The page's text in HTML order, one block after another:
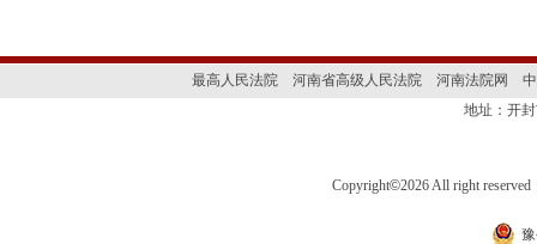
最高人民法院 河南省高级人民法院 河南法院网
地址：开
Copyright©2026 All right